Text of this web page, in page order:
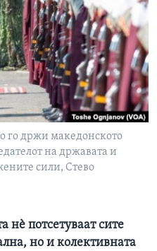
го држи македонското
на државата и
сили, Стево
нѐ потсетуваат сите
но и колективната